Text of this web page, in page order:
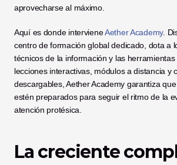
aprovecharse al máximo.
Aquí es donde interviene Aether Academy.
centro de formación global dedicado, dota a
técnicos de la información y las
lecciones interactivas, módulos a distancia y
descargables, Aether Academy garantiza
estén preparados para seguir el ritmo de la
atención protésica.
La creciente